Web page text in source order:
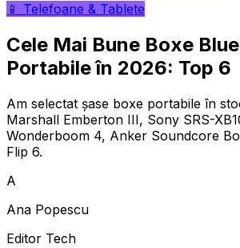
📱 Telefoane & Tablete
Cele Mai Bune Boxe
Portabile în 2026: Top 6
Am selectat șase boxe portabile în
Marshall Emberton III, Sony SRS-
Wonderboom 4, Anker Soundcore
Flip 6.
A
Ana Popescu
Editor Tech